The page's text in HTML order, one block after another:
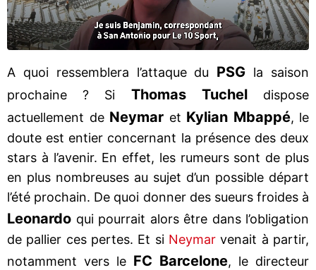
A quoi ressemblera l’attaque du PSG la saison
prochaine ? Si Thomas Tucheldispose
actuellement de Neymar et Kylian Mbappé, le
doute est entier concernant la présence des deux
stars à l’avenir. En effet, les rumeurs sont de plus
en plus nombreuses au sujet d’un possible départ
l’été prochain. De quoi donner des sueurs froides à
Leonardo qui pourrait alors être dans l’obligation
de pallier ces pertes. Et si Neymarvenait à partir,
notamment vers le FC Barcelone, le directeur